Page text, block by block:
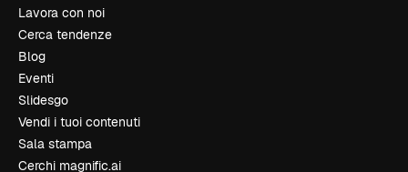
Lavora con noi
Cerca tendenze
Blog
Eventi
Slidesgo
Vendi i tuoi contenuti
Sala stampa
Cerchi magnific.ai